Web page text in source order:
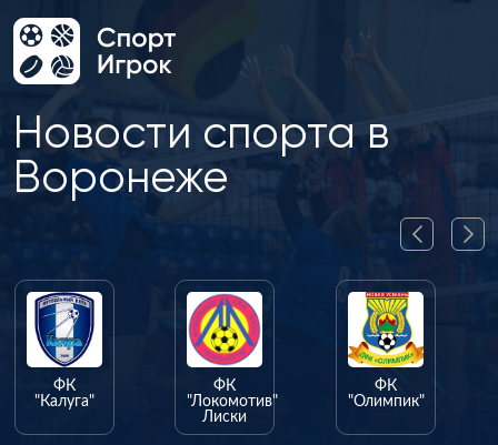
Новости спорта в
Воронеже
ФК
"Калуга"
ФК
"Локомотив"
Лиски
ФК
"Олимпик"